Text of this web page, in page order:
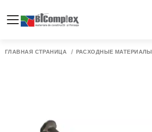
ГЛАВНАЯ СТРАНИЦА РАСХОДНЫЕ МАТЕРИАЛЫ